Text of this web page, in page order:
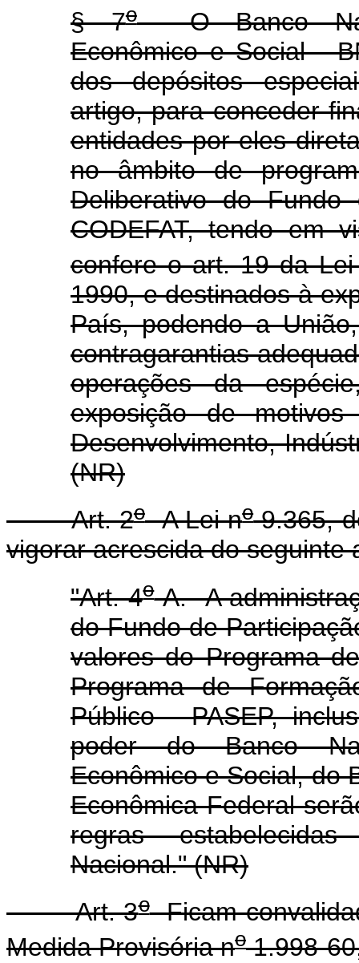
§ 7oO Banco
Econômico e Social -
dos depósitos
artigo, para conceder
entidades por eles
no âmbito de
Deliberativo do
CODEFAT, tendo em
confere o art. 19 da
1990, e destinados à
País, podendo a
contragarantias
operações da
exposição de
Desenvolvimento,
(NR)
Art. 2oA Lei no9.365,
vigorar acrescida do seguinte
"Art. 4o-A. A
do Fundo de
valores do Programa
Programa de
Público - PASEP,
poder do Banco
Econômico e Social, do
Econômica Federal
regras
Nacional." (NR)
Art. 3oFicam
Medida Provisória no1.998-